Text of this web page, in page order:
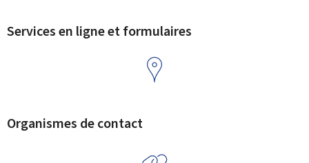
Services en ligne et formulaires
Organismes de contact